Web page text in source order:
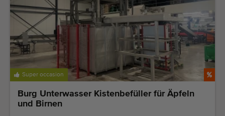
Super occasion
Burg Unterwasser Kistenbefüller für Äpfeln
und Birnen